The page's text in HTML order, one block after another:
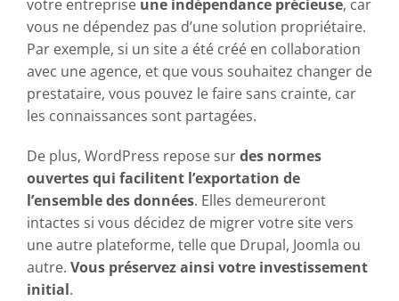
votre entreprise une indépendance précieuse, car
vous ne dépendez pas d’une solution propriétaire.
Par exemple, si un site a été créé en collaboration
avec une agence, et que vous souhaitez changer de
prestataire, vous pouvez le faire sans crainte, car
les connaissances sont partagées.
De plus, WordPress repose surdes normes
ouvertes qui facilitent l’exportation de
l’ensemble des données. Elles demeureront
intactes si vous décidez de migrer votre site vers
une autre plateforme, telle que Drupal, Joomla ou
autre. Vous préservez ainsi votre investissement
initial.